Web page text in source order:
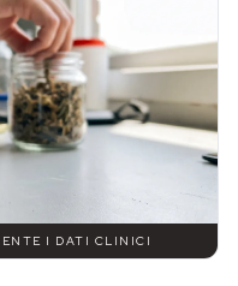
I DATI CLINICI